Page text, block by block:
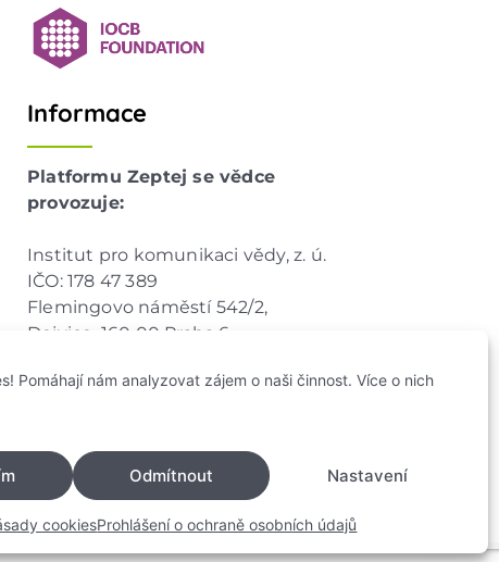
Pomáhají nám analyzovat zájem o naši činnost. Více o nich
Odmítnout Nastavení
cookiesProhlášení o ochraně osobních údajů
Informace
Platformu Zeptej se vědce
provozuje:
Institut pro komunikaci vědy, z. ú.
IČO: 178 47 389
Flemingovo náměstí 542/2,
Dejvice, 160 00 Praha 6
info@zeptejsevedce.cz